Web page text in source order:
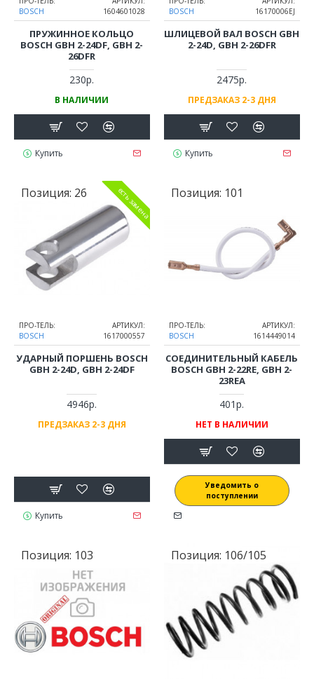
BOSCH
1604601028
ПРУЖИННОЕ КОЛЬЦО
BOSCH GBH 2-24DF, GBH 2-
26DFR
230р.
В НАЛИЧИИ
Купить
BOSCH
16170006EJ
ШЛИЦЕВОЙ ВАЛ BOSCH GBH
2-24D, GBH 2-26DFR
2475р.
ПРЕДЗАКАЗ 2-3 ДНЯ
Купить
Позиция: 26 есть замена
ПРО-ТЕЛЬ:
BOSCH
АРТИКУЛ:
1617000557
УДАРНЫЙ ПОРШЕНЬ BOSCH
GBH 2-24D, GBH 2-24DF
4946р.
ПРЕДЗАКАЗ 2-3 ДНЯ
Купить
Позиция: 101
ПРО-ТЕЛЬ:
BOSCH
АРТИКУЛ:
1614449014
СОЕДИНИТЕЛЬНЫЙ КАБЕЛЬ
BOSCH GBH 2-22RE, GBH 2-
23REA
401р.
НЕТ В НАЛИЧИИ
Уведомить о
поступлении
Позиция: 103 Позиция: 106/105